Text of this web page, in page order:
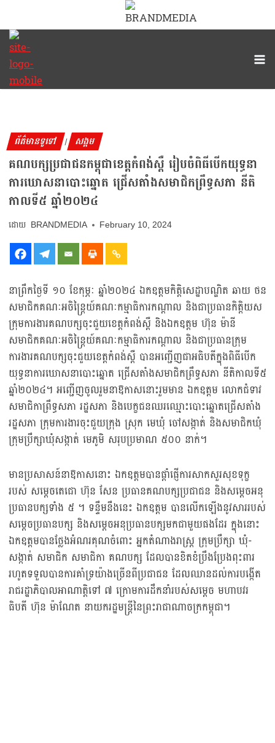
ព័ត៌មានទូទៅ | សង្គម
គណបក្សប្រជាជនកម្ពុជាខេត្តកំពង់ស្ពឺ រៀបចំពិធីបើកយុទ្ធនា
ការឃោសនាបោះឆ្នោត ជ្រើសតាំងសមាជិកព្រឹទ្ធសភា នីតិ
កាលទី៥ ឆ្នាំ២០២៤
BRANDMEDIA February 10, 2024
នាព្រឹកថ្ងៃទី ១០ ខែកុម្ភៈ ឆ្នាំ២០២៤ ឯកឧត្តមកិត្តិសេដ្ឋាបណ្ឌិត ឆាយ ថន
សមាជិកគណៈអចិន្ត្រៃយ៍គណៈកម្មាធិការកណ្តាល និងជាប្រធានកិត្តិយស
ក្រុមការងារគណបក្សចុះជួយខេត្តកំពង់ស្ពឺ និងឯកឧត្តម ហ៊ុន ម៉ានី
សមាជិកគណៈអចិន្ត្រៃយ៍គណៈកម្មាធិការកណ្តាល និងជាប្រធានក្រុម
ការងារគណបក្សចុះជួយខេត្តកំពង់ស្ពឺ បានអញ្ជើញជាអធិបតីក្នុងពិធីបើក
យុទ្ធនាការឃោសនាបោះឆ្នោត ជ្រើសតាំងសមាជិកព្រឹទ្ធសភា នីតិកាលទី៥
ឆ្នាំ២០២៤។ អញ្ជើញចូលរួមនាឱកាសនោះរួមមាន ឯកឧត្តម លោកជំទាវ
សមាជិកាព្រឹទ្ធសភា រដ្ឋសភា និងបេក្ខជនឈរឈ្មោះបោះឆ្នោតជ្រើសតាំង
រដ្ឋសភា ក្រុមការងារចុះជួយក្រុង ស្រុក មេឃុំ ចៅសង្កាត់ និងសមាជិកឃុំ
ក្រុមប្រឹក្សាឃុំសង្កាត់ មេភូមិ សរុបប្រមាណ ៥០០ នាក់។
មានប្រសាសន៍នាឱកាសនោះ ឯកឧត្តមបានផ្តាំផ្ញើការសាកសួរសុខទុក្ខ
របស់ សម្តេចតេជោ ហ៊ុន សែន ប្រធានគណបក្សប្រជាជន និងសម្តេចអនុ
ប្រធានបក្សទាំង ៥ ។ ទន្ទឹមនឹងនេះ ឯកឧត្តម បានលើកឡើងនូវសាររបស់
សម្តេចប្រធានបក្ស និងសម្តេចអនុប្រធានបក្សមកជាមួយផងដែរ ក្នុងនោះ
ឯកឧត្តមបានថ្លែងអំណរគុណចំពោះ អ្នកតំណាងរាស្រ្ត ក្រុមប្រឹក្សា ឃុំ-
សង្កាត់ សមាជិក សមាជិកា គណបក្ស ដែលបានខិតខំប្រឹងប្រែងពុះពារ
រហូតទទួលបានការគាំទ្រយ៉ាងច្រើនពីប្រជាជន ដែលឈានដល់ការបង្កើត
រាជរដ្ឋាភិបាលអាណាត្តិទៅ ៧ ក្រោមការដឹកនាំរបស់សម្តេច មហាបវរ
ធិបតី ហ៊ុន ម៉ាណែត នាយករដ្ឋមន្រ្តីនៃព្រះរាជាណាចក្រកម្ពុជា។